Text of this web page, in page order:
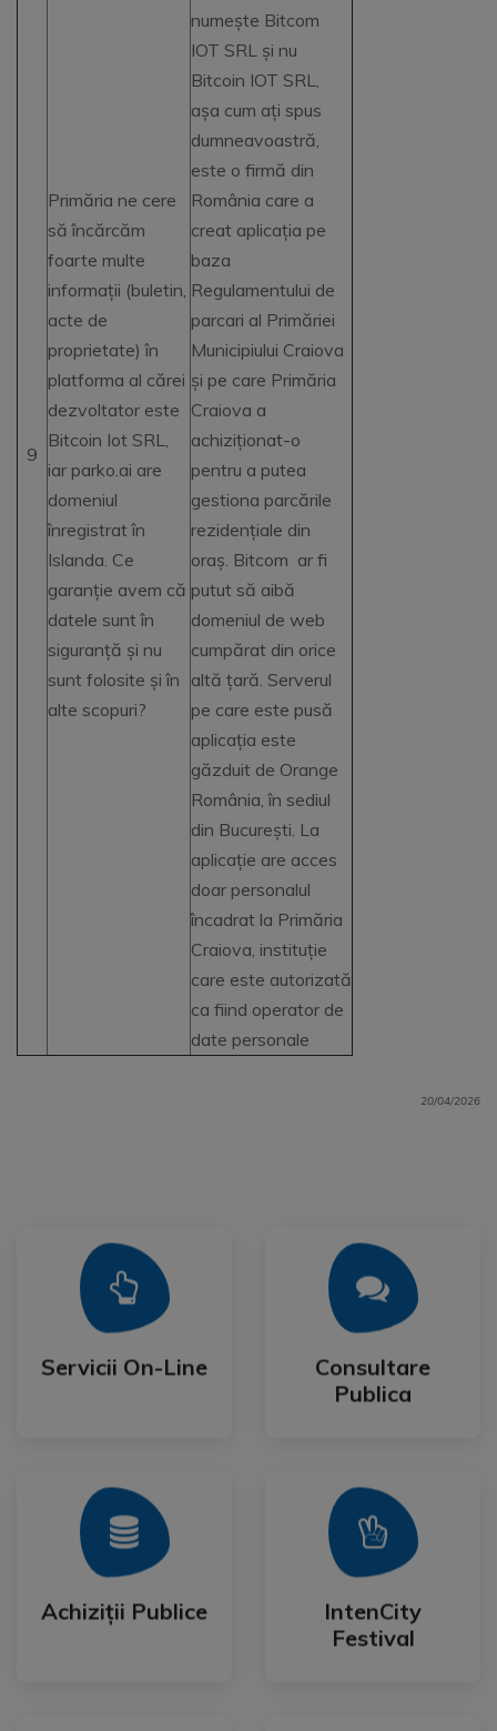
9
Primăria ne cere
să încărcăm
foarte multe
informații (buletin,
acte de
proprietate) în
platforma al cărei
dezvoltator este
Bitcoin Iot SRL,
iar parko.ai are
domeniul
înregistrat în
Islanda. Ce
garanție avem că
datele sunt în
siguranță și nu
sunt folosite și în
alte scopuri?
numește Bitcom
IOT SRL și nu
Bitcoin IOT SRL,
așa cum ați spus
dumneavoastră,
este o firmă din
România care a
creat aplicația pe
baza
Regulamentului de
parcari al Primăriei
Municipiului Craiova
și pe care Primăria
Craiova a
achiziționat-o
pentru a putea
gestiona parcările
rezidențiale din
oraș. Bitcom ar fi
putut să aibă
domeniul de web
cumpărat din orice
altă țară. Serverul
pe care este pusă
aplicația este
găzduit de Orange
România, în sediul
din București. La
aplicație are acces
doar personalul
încadrat la Primăria
Craiova, instituție
care este autorizată
ca fiind operator de
date personale
20/04/2026
Servicii On-Line
Servicii On-Line
Mai Mult
Consultare
Publica
Consultare
Publica
Mai Mult
Achiziții Publice
Achiziții Publice
Mai Mult
IntenCity
Festival
IntenCity
Festival
Mai Mult